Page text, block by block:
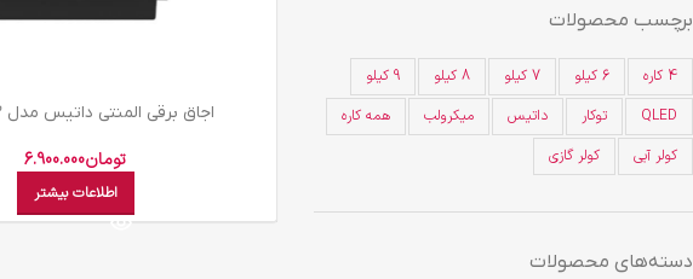
برچسب محصولات
4 کاره 6 کیلو 7 کیلو 8 کیلو
9 کیلو
QLED
توکار داتیس میکرولب
همه کاره
کولر آبی
کولر گازی
دسته‌های محصولات
اجاق برقی المنتی داتیس مدل DGE-252
تومان6.900.000
اطلاعات بیشتر